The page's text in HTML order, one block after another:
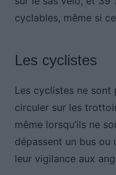
cyclables, même si
Les cyclistes
Les cyclistes ne sont
circuler sur les
même lorsqu’ils ne
dépassent un bus
leur vigilance aux